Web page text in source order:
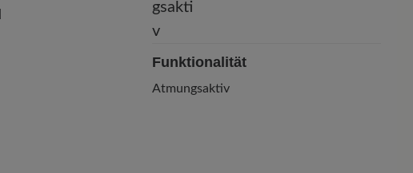
Funktionalität
Atmungsaktiv